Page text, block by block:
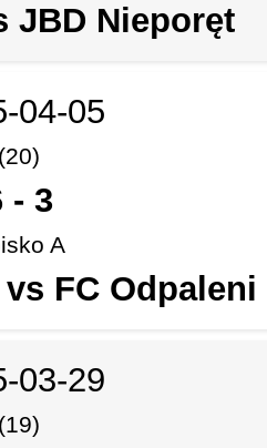
JBD Nieporęt
04-05
(20)
- 3
A
FC Odpaleni
03-29
(19)